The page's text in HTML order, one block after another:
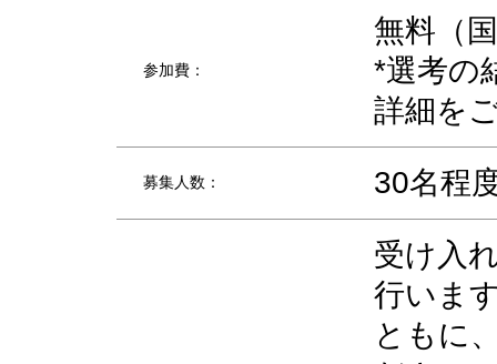
参加費：
無料（
*選考の
詳細を
募集人数： 30名程
受け入
行いま
ともに